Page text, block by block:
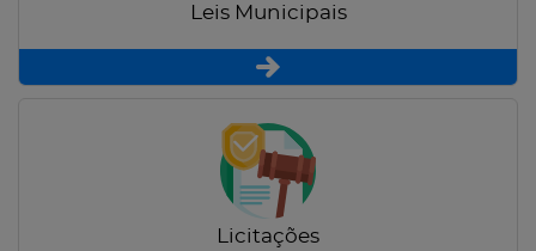
Leis Municipais
Licitações